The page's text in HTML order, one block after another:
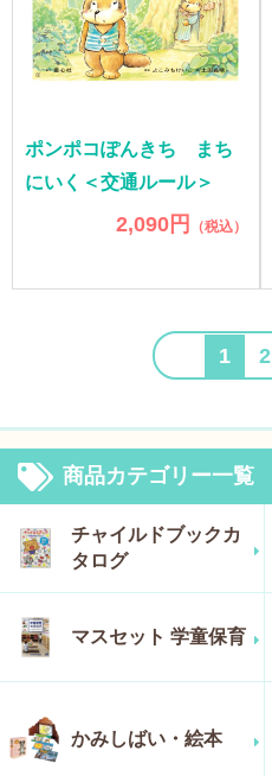
ポンポコぽんきち まち
にいく＜交通ルール＞
2,090円 （税込）
1 2
商品カテゴリー一覧
チャイルドブックカ
タログ
マスセット 学童保育
かみしばい・絵本